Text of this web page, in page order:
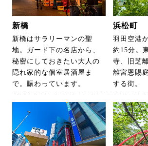
新橋
新橋はサラリーマンの聖
地。ガード下の名店から、
秘密にしておきたい大人の
隠れ家的な個室居酒屋ま
で。賑わっています。
浜松町
羽田空港
約15分。
寺、旧芝
離宮恩賜
する街。